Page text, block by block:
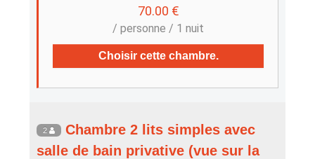
70.00 €
/ personne / 1 nuit
Choisir cette chambre.
2
Chambre 2 lits simples avec
salle de bain privative (vue sur la